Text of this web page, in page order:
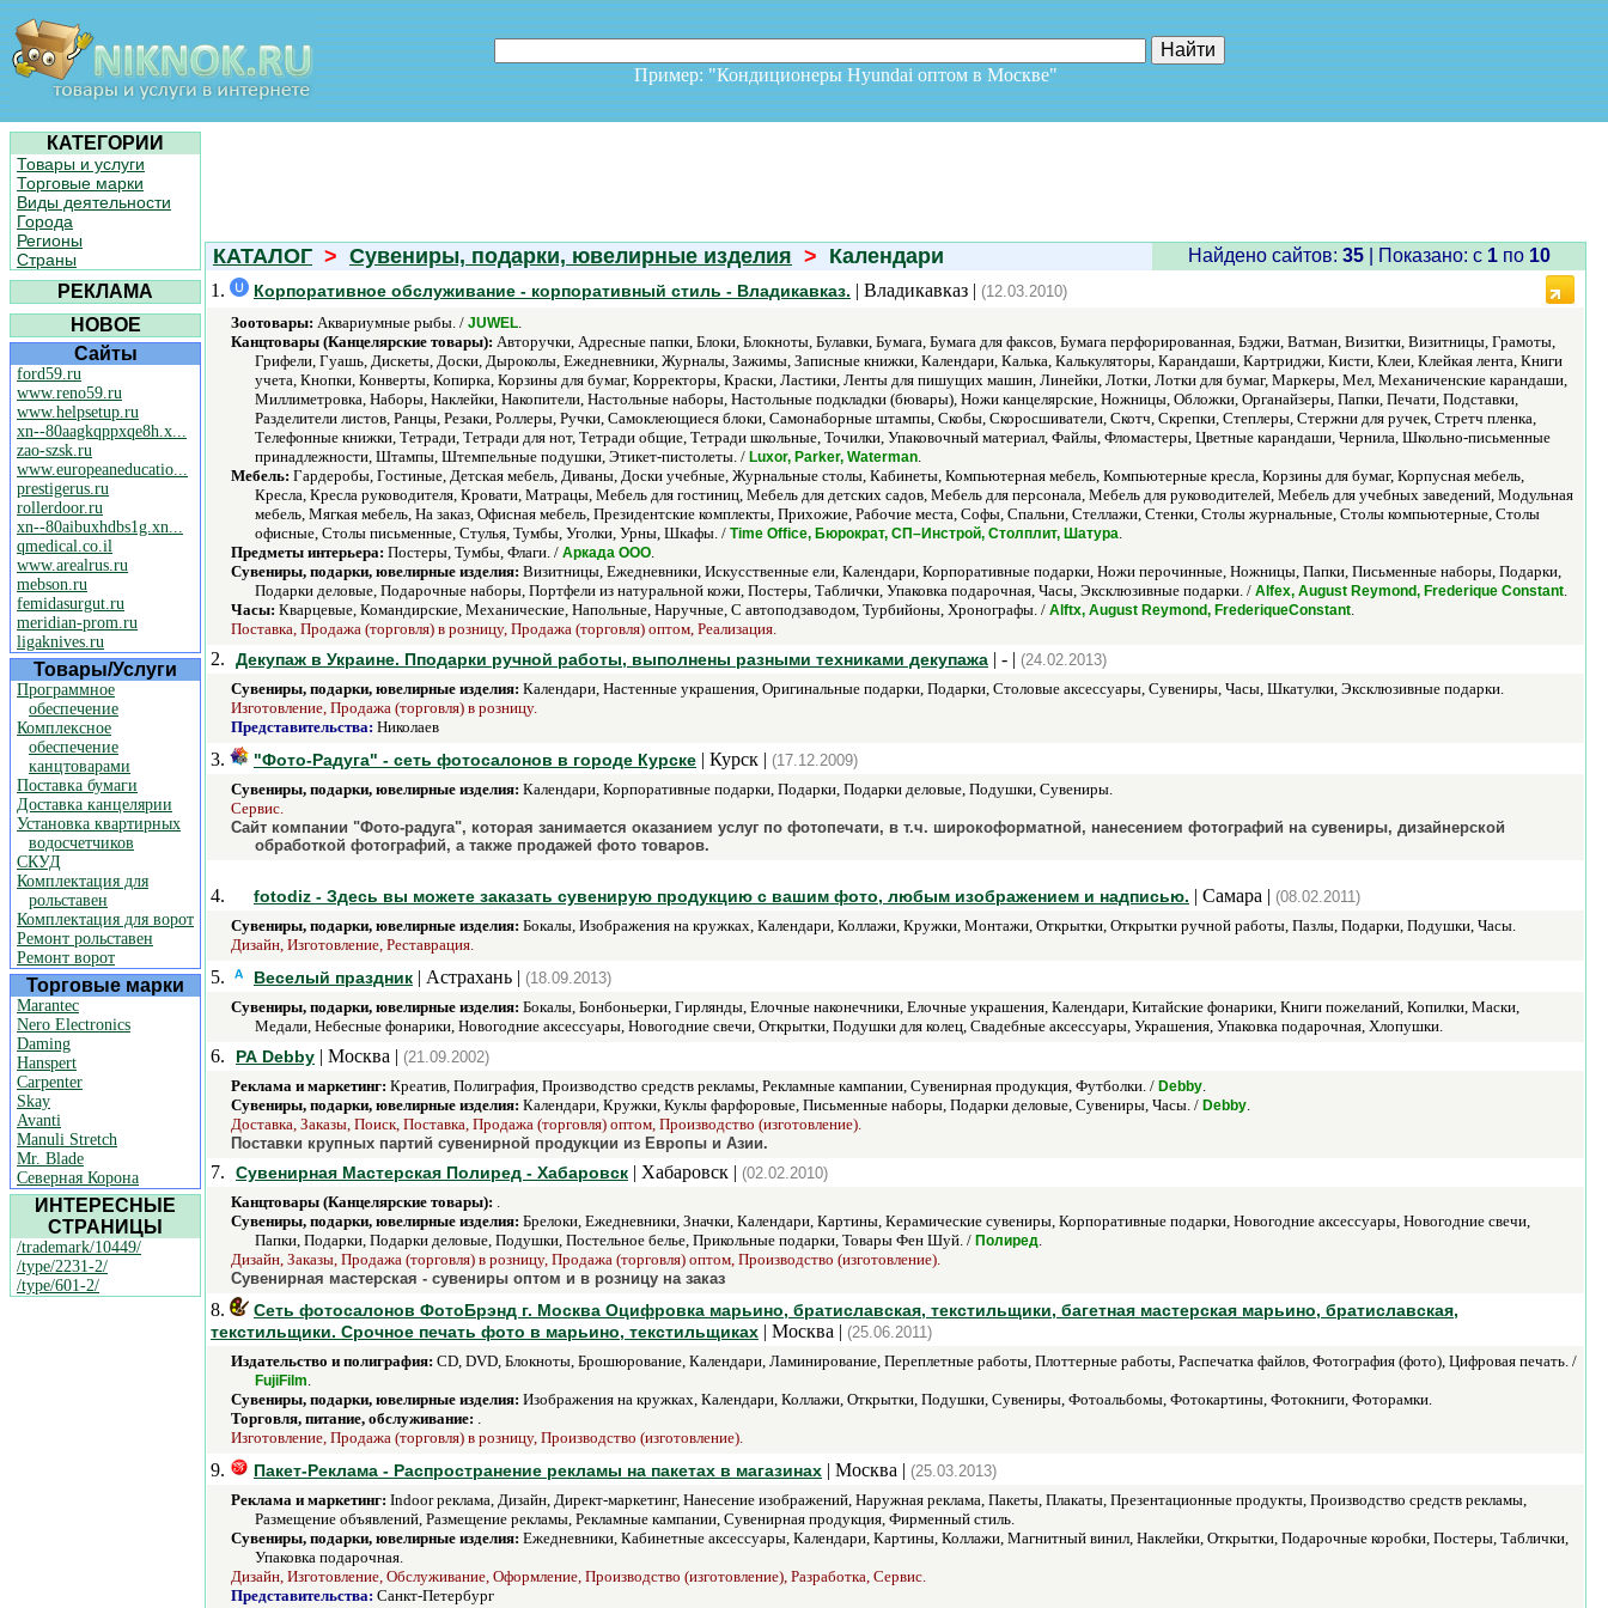
Пример: "Кондиционеры Hyundai оптом в Москве"
КАТЕГОРИИ
Товары и услуги
Торговые марки
Виды деятельности
Города
Регионы
Страны
РЕКЛАМА
НОВОЕ
Сайты
ford59.ru
www.reno59.ru
www.helpsetup.ru
xn--80aagkqppxqe8h.x...
zao-szsk.ru
www.europeaneducatio...
prestigerus.ru
rollerdoor.ru
xn--80aibuxhdbs1g.xn...
qmedical.co.il
www.arealrus.ru
mebson.ru
femidasurgut.ru
meridian-prom.ru
ligaknives.ru
Товары/Услуги
Программное
обеспечение
Комплексное
обеспечение
канцтоварами
Поставка бумаги
Доставка канцелярии
Установка квартирных
водосчетчиков
СКУД
Комплектация для
рольставен
Комплектация для ворот
Ремонт рольставен
Ремонт ворот
Торговые марки
Marantec
Nero Electronics
Daming
Hanspert
Carpenter
Skay
Avanti
Manuli Stretch
Mr. Blade
Северная Корона
ИНТЕРЕСНЫЕ
СТРАНИЦЫ
/trademark/10449/
/type/2231-2/
/type/601-2/
КАТАЛОГ > Сувениры, подарки, ювелирные изделия > Календари Найдено сайтов: 35| Показано: c 1по 10
1.
Корпоративное обслуживание - корпоративный стиль - Владикавказ. | Владикавказ | (12.03.2010)
Зоотовары: Аквариумные рыбы. / JUWEL.
Канцтовары (Канцелярские товары): Авторучки, Адресные папки, Блоки, Блокноты, Булавки, Бумага, Бумага для факсов, Бумага перфорированная, Бэджи, Ватман, Визитки, Визитницы, Грамоты,
Грифели, Гуашь, Дискеты, Доски, Дыроколы, Ежедневники, Журналы, Зажимы, Записные книжки, Календари, Калька, Калькуляторы, Карандаши, Картриджи, Кисти, Клеи, Клейкая лента, Книги
учета, Кнопки, Конверты, Копирка, Корзины для бумаг, Корректоры, Краски, Ластики, Ленты для пишущих машин, Линейки, Лотки, Лотки для бумаг, Маркеры, Мел, Механиченские карандаши,
Миллиметровка, Наборы, Наклейки, Накопители, Настольные наборы, Настольные подкладки (бювары), Ножи канцелярские, Ножницы, Обложки, Органайзеры, Папки, Печати, Подставки,
Разделители листов, Ранцы, Резаки, Роллеры, Ручки, Самоклеющиеся блоки, Самонаборные штампы, Скобы, Скоросшиватели, Скотч, Скрепки, Степлеры, Стержни для ручек, Стретч пленка,
Телефонные книжки, Тетради, Тетради для нот, Тетради общие, Тетради школьные, Точилки, Упаковочный материал, Файлы, Фломастеры, Цветные карандаши, Чернила, Школьно-письменные
принадлежности, Штампы, Штемпельные подушки, Этикет-пистолеты. / Luxor, Parker, Waterman.
Мебель: Гардеробы, Гостиные, Детская мебель, Диваны, Доски учебные, Журнальные столы, Кабинеты, Компьютерная мебель, Компьютерные кресла, Корзины для бумаг, Корпусная мебель,
Кресла, Кресла руководителя, Кровати, Матрацы, Мебель для гостиниц, Мебель для детских садов, Мебель для персонала, Мебель для руководителей, Мебель для учебных заведений, Модульная
мебель, Мягкая мебель, На заказ, Офисная мебель, Президентские комплекты, Прихожие, Рабочие места, Софы, Спальни, Стеллажи, Стенки, Столы журнальные, Столы компьютерные, Столы
офисные, Столы письменные, Стулья, Тумбы, Уголки, Урны, Шкафы. / Time Office, Бюрократ, СП–Инстрой, Столплит, Шатура.
Предметы интерьера: Постеры, Тумбы, Флаги. / Аркада ООО.
Сувениры, подарки, ювелирные изделия: Визитницы, Ежедневники, Искусственные ели, Календари, Корпоративные подарки, Ножи перочинные, Ножницы, Папки, Письменные наборы, Подарки,
Подарки деловые, Подарочные наборы, Портфели из натуральной кожи, Постеры, Таблички, Упаковка подарочная, Часы, Эксклюзивные подарки. / Alfex, August Reymond, Frederique Constant.
Часы: Кварцевые, Командирские, Механические, Напольные, Наручные, С автоподзаводом, Турбийоны, Хронографы. / Alftx, August Reymond, FrederiqueConstant.
Поставка, Продажа (торговля) в розницу, Продажа (торговля) оптом, Реализация.
2. Декупаж в Украине. Пподарки ручной работы, выполнены разными техниками декупажа | - | (24.02.2013)
Сувениры, подарки, ювелирные изделия: Календари, Настенные украшения, Оригинальные подарки, Подарки, Столовые аксессуары, Сувениры, Часы, Шкатулки, Эксклюзивные подарки.
Изготовление, Продажа (торговля) в розницу.
Представительства: Николаев
3. "Фото-Радуга" - сеть фотосалонов в городе Курске | Курск | (17.12.2009)
Сувениры, подарки, ювелирные изделия: Календари, Корпоративные подарки, Подарки, Подарки деловые, Подушки, Сувениры.
Сервис.
Сайт компании "Фото-радуга", которая занимается оказанием услуг по фотопечати, в т.ч. широкоформатной, нанесением фотографий на сувениры, дизайнерской
обработкой фотографий, а также продажей фото товаров.
4. fotodiz - Здесь вы можете заказать сувенирую продукцию с вашим фото, любым изображением и надписью. | Самара | (08.02.2011)
Сувениры, подарки, ювелирные изделия: Бокалы, Изображения на кружках, Календари, Коллажи, Кружки, Монтажи, Открытки, Открытки ручной работы, Пазлы, Подарки, Подушки, Часы.
Дизайн, Изготовление, Реставрация.
5. Веселый праздник | Астрахань | (18.09.2013)
Сувениры, подарки, ювелирные изделия: Бокалы, Бонбоньерки, Гирлянды, Елочные наконечники, Елочные украшения, Календари, Китайские фонарики, Книги пожеланий, Копилки, Маски,
Медали, Небесные фонарики, Новогодние аксессуары, Новогодние свечи, Открытки, Подушки для колец, Свадебные аксессуары, Украшения, Упаковка подарочная, Хлопушки.
6. РА Debby | Москва | (21.09.2002)
Реклама и маркетинг: Креатив, Полиграфия, Производство средств рекламы, Рекламные кампании, Сувенирная продукция, Футболки. / Debby.
Сувениры, подарки, ювелирные изделия: Календари, Кружки, Куклы фарфоровые, Письменные наборы, Подарки деловые, Сувениры, Часы. / Debby.
Доставка, Заказы, Поиск, Поставка, Продажа (торговля) оптом, Производство (изготовление).
Поставки крупных партий сувенирной продукции из Европы и Азии.
7. Сувенирная Мастерская Полиред - Хабаровск | Хабаровск | (02.02.2010)
Канцтовары (Канцелярские товары): .
Сувениры, подарки, ювелирные изделия: Брелоки, Ежедневники, Значки, Календари, Картины, Керамические сувениры, Корпоративные подарки, Новогодние аксессуары, Новогодние свечи,
Папки, Подарки, Подарки деловые, Подушки, Постельное белье, Прикольные подарки, Товары Фен Шуй. / Полиред.
Дизайн, Заказы, Продажа (торговля) в розницу, Продажа (торговля) оптом, Производство (изготовление).
Сувенирная мастерская - сувениры оптом и в розницу на заказ
8.
Сеть фотосалонов ФотоБрэнд г. Москва Оцифровка марьино, братиславская, текстильщики, багетная мастерская марьино, братиславская,
текстильщики. Срочное печать фото в марьино, текстильщиках | Москва | (25.06.2011)
Издательство и полиграфия: CD, DVD, Блокноты, Брошюрование, Календари, Ламинирование, Переплетные работы, Плоттерные работы, Распечатка файлов, Фотография (фото), Цифровая печать. /
FujiFilm.
Сувениры, подарки, ювелирные изделия: Изображения на кружках, Календари, Коллажи, Открытки, Подушки, Сувениры, Фотоальбомы, Фотокартины, Фотокниги, Фоторамки.
Торговля, питание, обслуживание: .
Изготовление, Продажа (торговля) в розницу, Производство (изготовление).
9. Пакет-Реклама - Распространение рекламы на пакетах в магазинах | Москва | (25.03.2013)
Реклама и маркетинг: Indoor реклама, Дизайн, Директ-маркетинг, Нанесение изображений, Наружная реклама, Пакеты, Плакаты, Презентационные продукты, Производство средств рекламы,
Размещение объявлений, Размещение рекламы, Рекламные кампании, Сувенирная продукция, Фирменный стиль.
Сувениры, подарки, ювелирные изделия: Ежедневники, Кабинетные аксессуары, Календари, Картины, Коллажи, Магнитный винил, Наклейки, Открытки, Подарочные коробки, Постеры, Таблички,
Упаковка подарочная.
Дизайн, Изготовление, Обслуживание, Оформление, Производство (изготовление), Разработка, Сервис.
Представительства: Санкт-Петербург